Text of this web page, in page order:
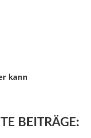
kann
BEITRÄGE: